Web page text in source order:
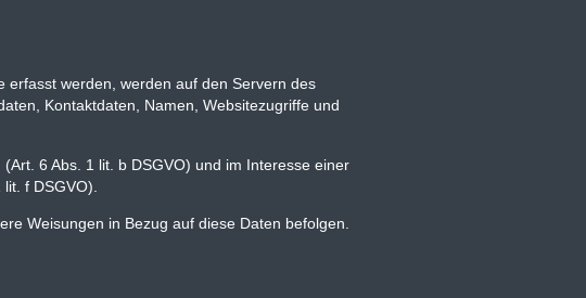
erfasst werden, werden auf den Servern des
Kontaktdaten, Namen, Websitezugriffe und
6 Abs. 1 lit. b DSGVO) und im Interesse einer
f DSGVO).
Weisungen in Bezug auf diese Daten befolgen.